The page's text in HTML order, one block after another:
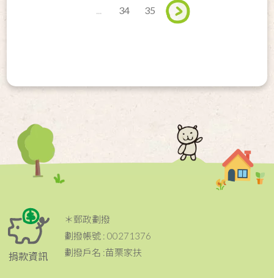
34 35
捐款資訊
＊郵政劃撥
劃撥帳號 : 00271376
劃撥戶名 :苗栗家扶